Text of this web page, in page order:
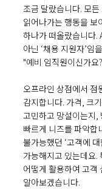
조금 달랐습니다. 모
읽어나가는 행동을 보
하나가 떠올랐습니다.
아닌 ‘채용 지원자’임
"예비 임직원이신가요
오프라인 상점에서 점
감지합니다. 가격, 크
고민하고 망설이는지,
빠르게 니즈를 파악합
불가능했던 ‘고객에
가능해지고 있는데요.
어떻게 활용하여 고객
알아보겠습니다.